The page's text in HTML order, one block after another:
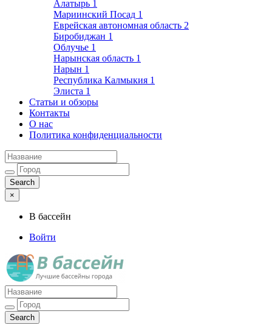
Алатырь 1
Мариинский Посад 1
Еврейская автономная область 2
Биробиджан 1
Облучье 1
Нарынская область 1
Нарын 1
Республика Калмыкия 1
Элиста 1
Статьи и обзоры
Контакты
О нас
Политика конфиденциальности
×
В бассейн
Войти
Лучшие бассейны города